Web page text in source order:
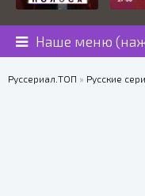
Наше меню
Руссериал.ТОП » Русские